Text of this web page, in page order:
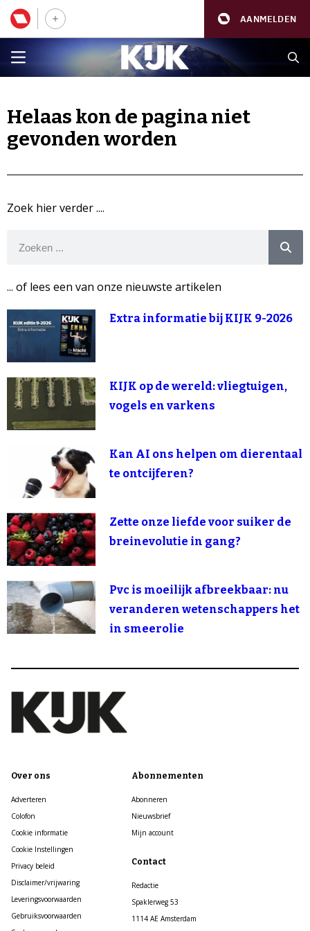
AANMELDEN
Helaas kon de pagina niet
gevonden worden
Zoek hier verder ....
... of lees een van onze nieuwste artikelen
Extra informatie bij KIJK 9-2026
KIJK op de wereld: vliegtuigen,
vogels en varkens
Kan AI ons helpen om dierentaal
te ontcijferen?
Zette onze liefde voor suiker de
breinevolutie in gang?
Pvc is moeilijk afbreekbaar: nu
veranderen wetenschappers het
in smeerolie
Over ons
Adverteren
Colofon
Cookie informatie
Cookie Instellingen
Privacy beleid
Disclaimer/vrijwaring
Leveringsvoorwaarden
Gebruiksvoorwaarden
Abonnementen
Abonneren
Nieuwsbrief
Mijn account
Contact
Redactie
Spaklerweg 53
1114 AE Amsterdam